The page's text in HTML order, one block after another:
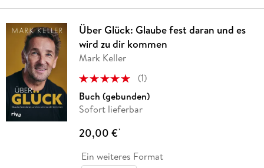
Über Glück: Glaube fest daran und es
wird zu dir kommen
Mark Keller
(1)
Buch (gebunden)
Sofort lieferbar
20,00 €*
Ein weiteres Format